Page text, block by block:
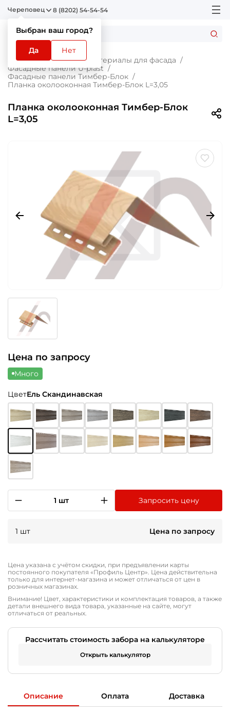
Череповец
Выбран ваш город?
Да Нет
8 (8202) 54-54-54
Главная Каталог
Материалы для фасада
Фасадные панели U-plast
Фасадные панели Тимбер-Блок
Планка околооконная Тимбер-Блок L=3,05
Планка околооконная Тимбер-Блок
L=3,05
Цена по запросу
Много
ЦветЕль Скандинавская
1 шт Запросить цену
1 шт Цена по запросу
Цена указана с учётом скидки, при предъявлении карты
постоянного покупателя «Профиль Центр». Цена действительна
только для интернет-магазина и может отличаться от цен в
розничных магазинах.
Внимание! Цвет, характеристики и комплектация товаров, а также
детали внешнего вида товара, указанные на сайте, могут
отличаться от реальных.
Рассчитать стоимость забора на калькуляторе
Открыть калькулятор
Описание Оплата Доставка